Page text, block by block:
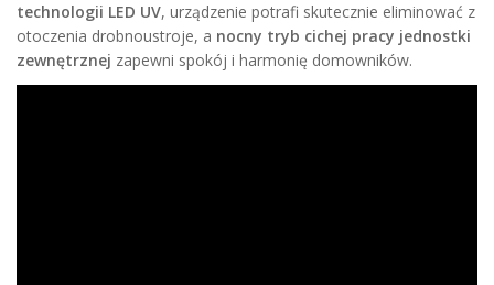
technologii LED UV, urządzenie potrafi skutecznie eliminować z
otoczenia drobnoustroje, a nocny tryb cichej pracy jednostki
zewnętrznej zapewni spokój i harmonię domowników.